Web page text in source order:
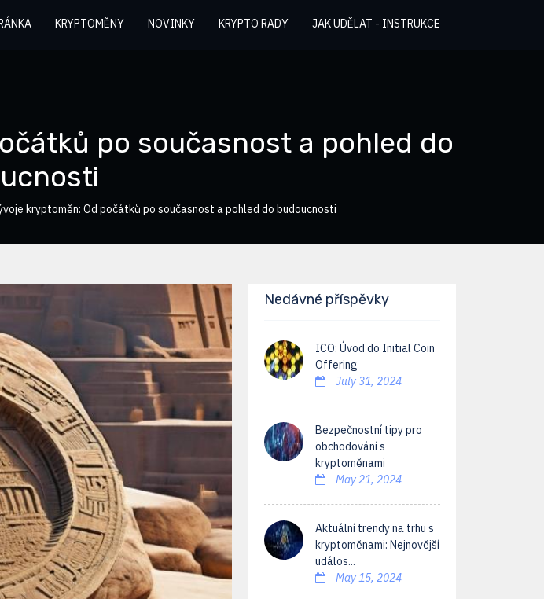
KRYPTOMĚNY NOVINKY KRYPTO RADY JAK UDĚLAT - INSTRUKCE
po současnost a pohled do
kryptoměn: Od počátků po současnost a pohled do budoucnosti
Nedávné příspěvky
ICO: Úvod do Initial Coin
Offering
July 31, 2024
Bezpečnostní tipy pro
obchodování s
kryptoměnami
May 21, 2024
Aktuální trendy na trhu s
kryptoměnami: Nejnovější
událos...
May 15, 2024